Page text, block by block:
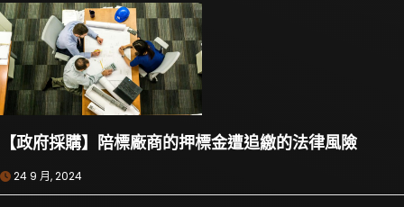
【政府採購】陪標廠商的押標金遭追繳的法律風險
24 9 月, 2024